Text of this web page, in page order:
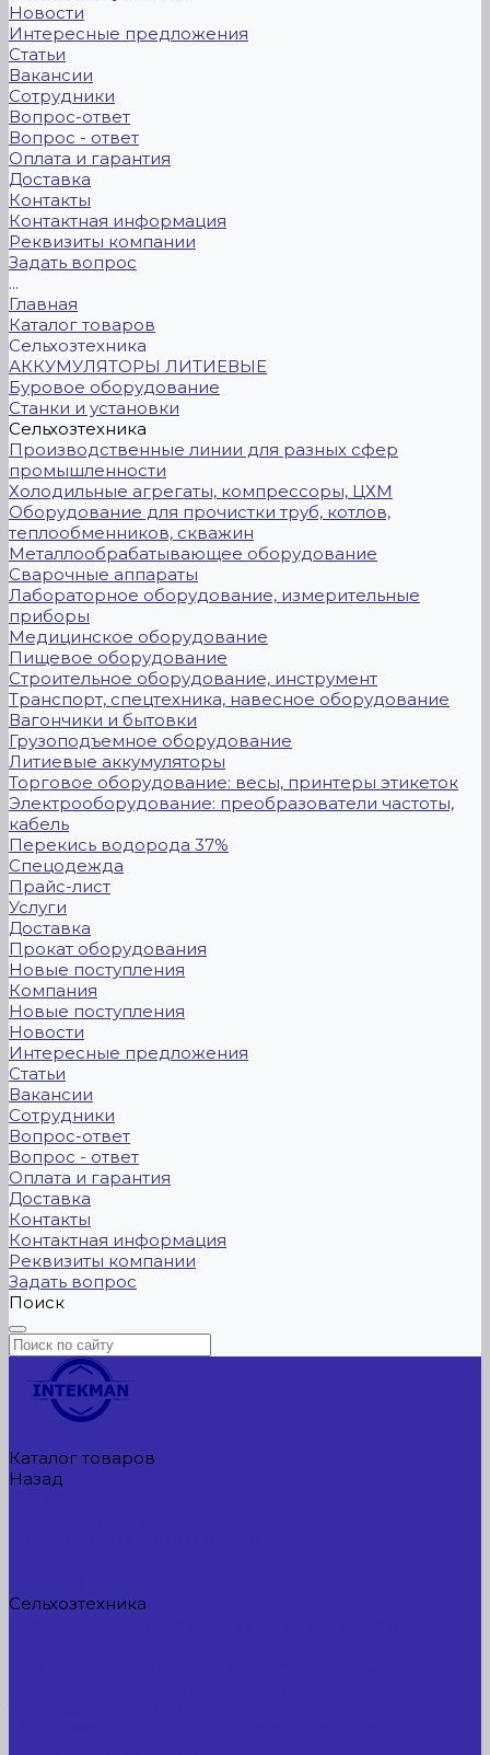
Новости
Интересные предложения
Статьи
Вакансии
Сотрудники
Вопрос-ответ
Вопрос - ответ
Оплата и гарантия
Доставка
Контакты
Контактная информация
Реквизиты компании
Задать вопрос
...
Главная
Каталог товаров
Сельхозтехника
АККУМУЛЯТОРЫ ЛИТИЕВЫЕ
Буровое оборудование
Станки и установки
Сельхозтехника
Производственные линии для разных сфер
промышленности
Холодильные агрегаты, компрессоры, ЦХМ
Оборудование для прочистки труб, котлов,
теплообменников, скважин
Металлообрабатывающее оборудование
Сварочные аппараты
Лабораторное оборудование, измерительные
приборы
Медицинское оборудование
Пищевое оборудование
Строительное оборудование, инструмент
Транспорт, спецтехника, навесное оборудование
Вагончики и бытовки
Грузоподъемное оборудование
Литиевые аккумуляторы
Торговое оборудование: весы, принтеры этикеток
Электрооборудование: преобразователи частоты,
кабель
Перекись водорода 37%
Спецодежда
Прайс-лист
Услуги
Доставка
Прокат оборудования
Новые поступления
Компания
Новые поступления
Новости
Интересные предложения
Статьи
Вакансии
Сотрудники
Вопрос-ответ
Вопрос - ответ
Оплата и гарантия
Доставка
Контакты
Контактная информация
Реквизиты компании
Задать вопрос
Поиск
Каталог товаров
Назад
Сельхозтехника